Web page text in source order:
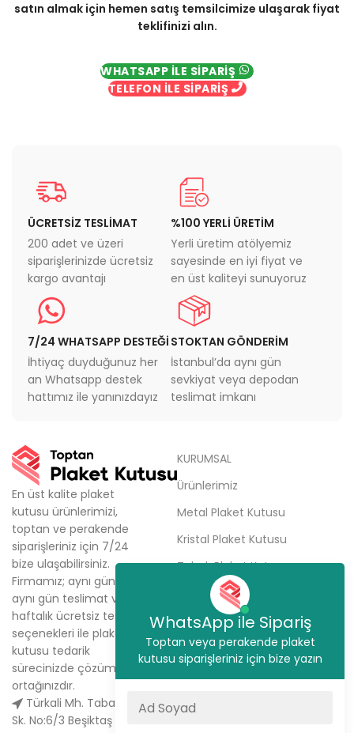
satın almak için hemen satış temsilcimize ulaşarak fiyat
teklifinizi alın.
WHATSAPP İLE SİPARİŞ
TELEFON İLE SİPARİŞ
ÜCRETSİZ TESLİMAT
200 adet ve üzeri
siparişlerinizde ücretsiz
kargo avantajı
%100 YERLİ ÜRETİM
Yerli üretim atölyemiz
sayesinde en iyi fiyat ve
en üst kaliteyi sunuyoruz
7/24 WHATSAPP DESTEĞİ
İhtiyaç duyduğunuz her
an Whatsapp destek
hattımız ile yanınızdayız
STOKTAN GÖNDERİM
İstanbul’da aynı gün
sevkiyat veya depodan
teslimat imkanı
En üst kalite plaket
kutusu ürünlerimizi,
toptan ve perakende
siparişleriniz için 7/24
bize ulaşabilirsiniz.
Firmamız; aynı gün kargo,
aynı gün teslimat ve
haftalık ücretsiz teslimat
seçenekleri ile plaket
kutusu tedarik
sürecinizde çözüm
ortağınızdır.
Türkali Mh. Tabakçı Hüseyin
Sk. No:6/3 Beşiktaş / İstanbul
KURUMSAL
Ürünlerimiz
Metal Plaket Kutusu
Kristal Plaket Kutusu
Tabak Plaket Kutusu
Hakkımızda
Sipariş Ver
İletişim
WhatsApp ile Sipariş
Toptan veya perakende plaket
kutusu siparişleriniz için bize yazın